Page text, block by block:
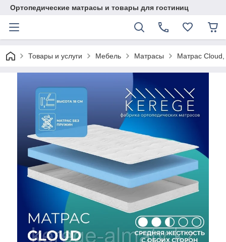
Ортопедические матрасы и товары для гостиниц
Товары и услуги Мебель Матрасы Матрас